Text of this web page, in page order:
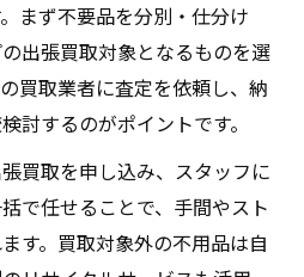
まず不要品を分別・仕分け
出張買取対象となるものを選
買取業者に査定を依頼し、納
討するのがポイントです。
買取を申し込み、スタッフに
で任せることで、手間やスト
す。買取対象外の不用品は自